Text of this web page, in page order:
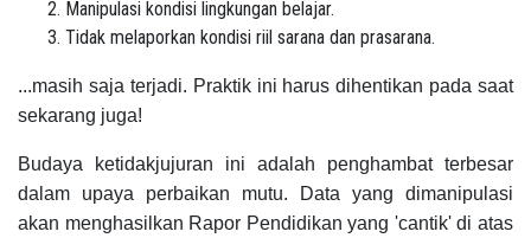
Manipulasi kondisi lingkungan belajar.
Tidak melaporkan kondisi riil sarana dan prasarana.
...masih saja terjadi. Praktik ini harus dihentikan pada saat
sekarang juga!
Budaya ketidakjujuran ini adalah penghambat terbesar
dalam upaya perbaikan mutu. Data yang dimanipulasi
akan menghasilkan Rapor Pendidikan yang 'cantik' di atas